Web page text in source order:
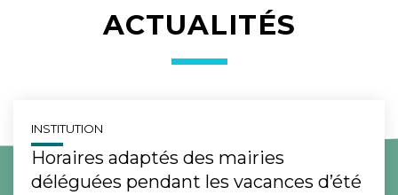
ACTUALITÉS
INSTITUTION
Horaires adaptés des mairies
déléguées pendant les vacances d’été